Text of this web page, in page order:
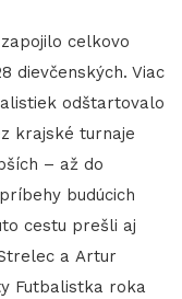
celkovo
dievčenských. Viac
odštartovalo
krajské turnaje
– až do
budúcich
cestu prešli aj
a Artur
Futbalistka roka